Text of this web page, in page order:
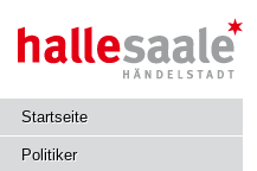
Startseite
Politiker